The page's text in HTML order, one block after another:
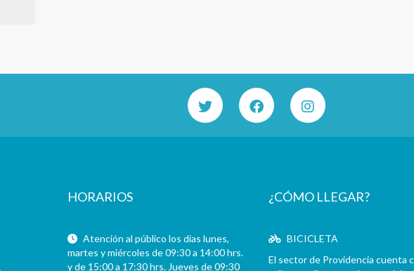
HORARIOS
Atención al público los días lunes,
martes y miércoles de 09:30 a 14:00 hrs.
y de 15:00 a 17:30 hrs. Jueves de 09:30
¿CÓMO LLEGAR?
BICICLETA
El sector de Providencia cuenta